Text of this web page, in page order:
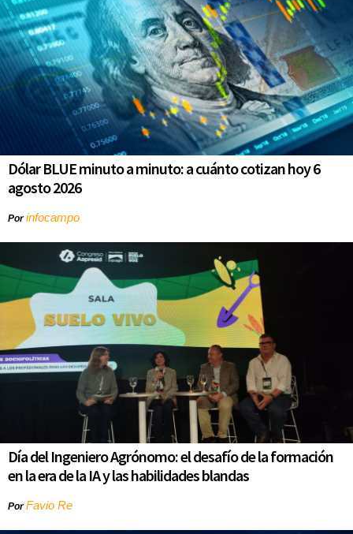
Dólar BLUE minuto a minuto: a cuánto cotizan hoy 6
agosto 2026
Porinfocampo
Día del Ingeniero Agrónomo: el desafío de la formación
en la era de la IA y las habilidades blandas
PorFavio Re